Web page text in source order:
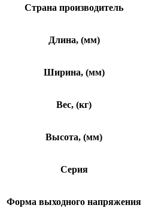
Страна производитель
Длина, (мм)
Ширина, (мм)
Вес, (кг)
Высота, (мм)
Серия
Форма выходного напряжения